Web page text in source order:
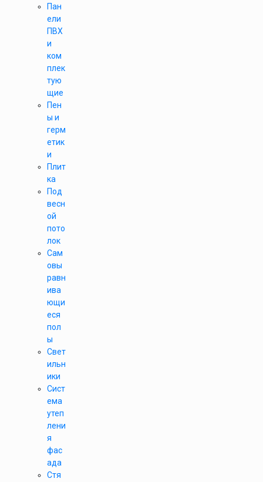
Пан
ели
ПВХ
и
ком
плек
тую
щие
Пен
ы и
герм
етик
и
Плит
ка
Под
весн
ой
пото
лок
Сам
овы
равн
ива
ющи
еся
пол
ы
Свет
ильн
ики
Сист
ема
утеп
лени
я
фас
ада
Стя